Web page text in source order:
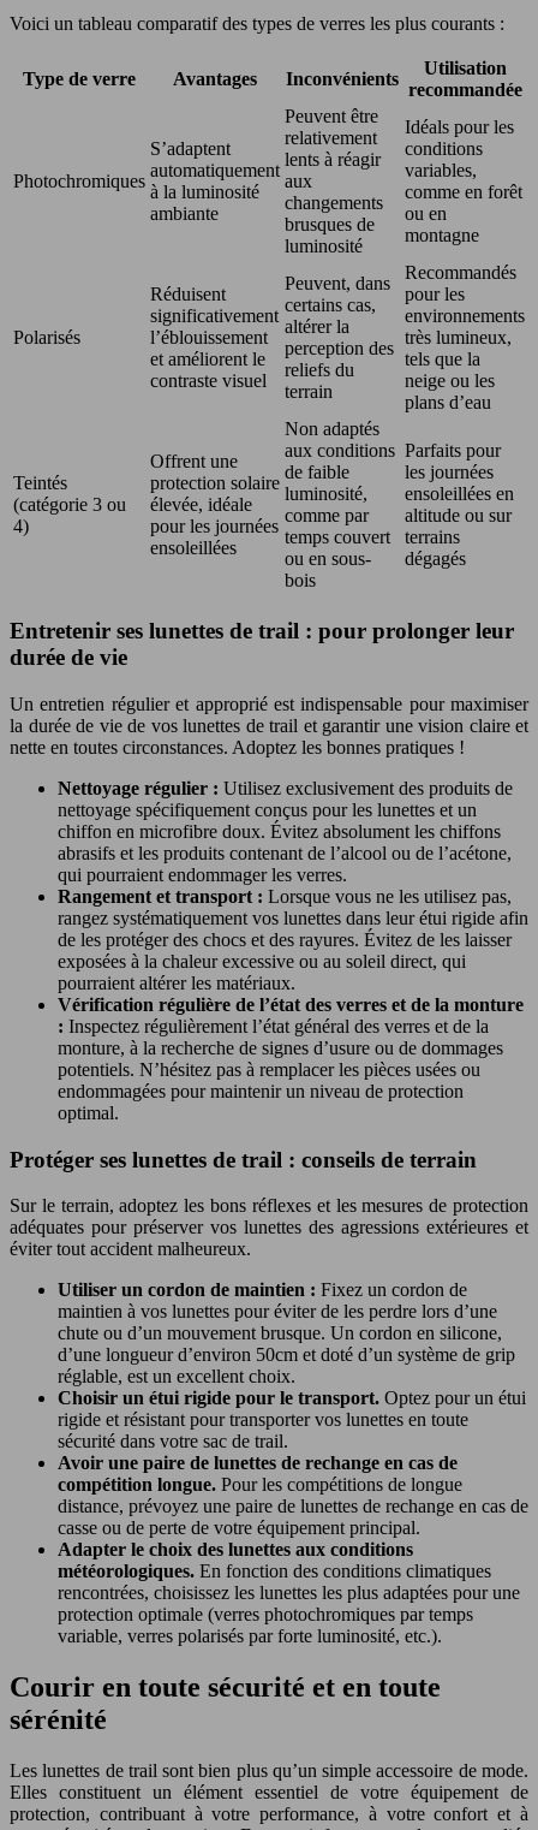
Voici un tableau comparatif des types de verres les plus courants :
Type de verre Avantages Inconvénients
Utilisation
recommandée
Photochromiques
S’adaptent
automatiquement
à la luminosité
ambiante
Peuvent être
relativement
lents à réagir
aux
changements
brusques de
luminosité
Idéals pour les
conditions
variables,
comme en forêt
ou en
montagne
Polarisés
Réduisent
significativement
l’éblouissement
et améliorent le
contraste visuel
Peuvent, dans
certains cas,
altérer la
perception des
reliefs du
terrain
Recommandés
pour les
environnements
très lumineux,
tels que la
neige ou les
plans d’eau
Teintés
(catégorie 3 ou
4)
Offrent une
protection solaire
élevée, idéale
pour les journées
ensoleillées
Non adaptés
aux conditions
de faible
luminosité,
comme par
temps couvert
ou en sous-
bois
Parfaits pour
les journées
ensoleillées en
altitude ou sur
terrains
dégagés
Entretenir ses lunettes de trail : pour prolonger leur
durée de vie
Un entretien régulier et approprié est indispensable pour maximiser
la durée de vie de vos lunettes de trail et garantir une vision claire et
nette en toutes circonstances. Adoptez les bonnes pratiques !
Nettoyage régulier : Utilisez exclusivement des produits de
nettoyage spécifiquement conçus pour les lunettes et un
chiffon en microfibre doux. Évitez absolument les chiffons
abrasifs et les produits contenant de l’alcool ou de l’acétone,
qui pourraient endommager les verres.
Rangement et transport : Lorsque vous ne les utilisez pas,
rangez systématiquement vos lunettes dans leur étui rigide afin
de les protéger des chocs et des rayures. Évitez de les laisser
exposées à la chaleur excessive ou au soleil direct, qui
pourraient altérer les matériaux.
Vérification régulière de l’état des verres et de la monture
: Inspectez régulièrement l’état général des verres et de la
monture, à la recherche de signes d’usure ou de dommages
potentiels. N’hésitez pas à remplacer les pièces usées ou
endommagées pour maintenir un niveau de protection
optimal.
Protéger ses lunettes de trail : conseils de terrain
Sur le terrain, adoptez les bons réflexes et les mesures de protection
adéquates pour préserver vos lunettes des agressions extérieures et
éviter tout accident malheureux.
Utiliser un cordon de maintien : Fixez un cordon de
maintien à vos lunettes pour éviter de les perdre lors d’une
chute ou d’un mouvement brusque. Un cordon en silicone,
d’une longueur d’environ 50cm et doté d’un système de grip
réglable, est un excellent choix.
Choisir un étui rigide pour le transport. Optez pour un étui
rigide et résistant pour transporter vos lunettes en toute
sécurité dans votre sac de trail.
Avoir une paire de lunettes de rechange en cas de
compétition longue. Pour les compétitions de longue
distance, prévoyez une paire de lunettes de rechange en cas de
casse ou de perte de votre équipement principal.
Adapter le choix des lunettes aux conditions
météorologiques. En fonction des conditions climatiques
rencontrées, choisissez les lunettes les plus adaptées pour une
protection optimale (verres photochromiques par temps
variable, verres polarisés par forte luminosité, etc.).
Courir en toute sécurité et en toute
sérénité
Les lunettes de trail sont bien plus qu’un simple accessoire de mode.
Elles constituent un élément essentiel de votre équipement de
protection, contribuant à votre performance, à votre confort et à